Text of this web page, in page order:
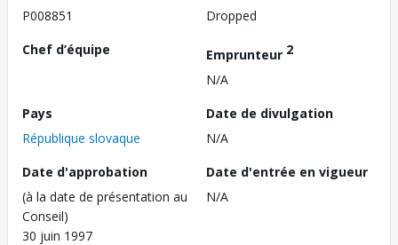
P008851
Dropped
Chef d’équipe
Emprunteur 2
N/A
Pays
République slovaque
Date de divulgation
N/A
Date d'approbation
(à la date de présentation au
Conseil)
30 juin 1997
Date d'entrée en vigueur
N/A